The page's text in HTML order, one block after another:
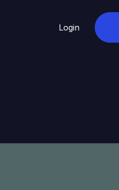
Login